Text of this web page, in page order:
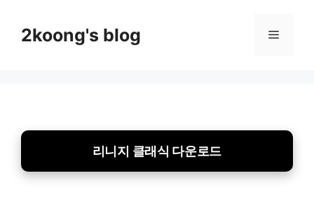
content2koong's blog Menu
리니지 클래식 다운로드